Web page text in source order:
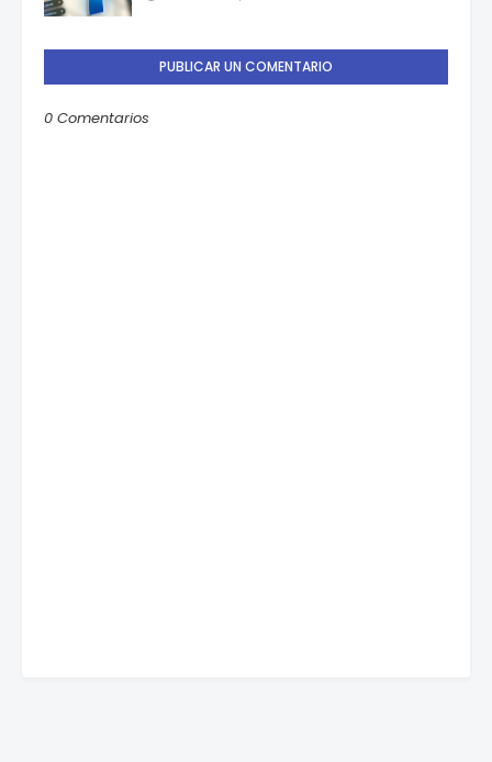
PUBLICAR UN COMENTARIO
0 Comentarios